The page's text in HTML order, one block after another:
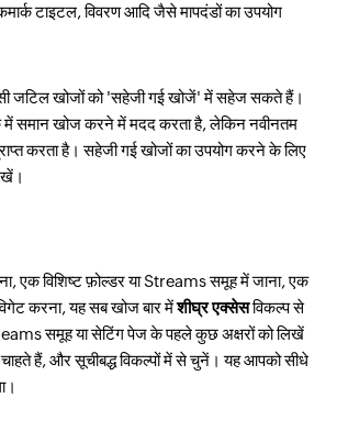
टाइटल, विवरण आदि जैसे मापदंडों का उपयोग
जटिल खोजों को 'सहेजी गई खोजें' में सहेज सकते हैं।
में समान खोज करने में मदद करता है, लेकिन नवीनतम
करता है। सहेजी गई खोजों का उपयोग करने के लिए
एक विशिष्ट फ़ोल्डर या Streams समूह में जाना, एक
करना, यह सब खोज बार मेंशीघ्र एक्सेसविकल्प से
समूह या सेटिंग पेज के पहले कुछ अक्षरों को लिखें
हैं, और सूचीबद्ध विकल्पों में से चुनें। यह आपको सीधे